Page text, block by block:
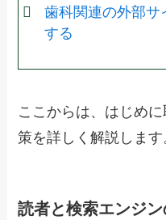
歯科関連の外部サ
する
ここからは、はじめ
策を詳しく解説します
読者と検索エンジ